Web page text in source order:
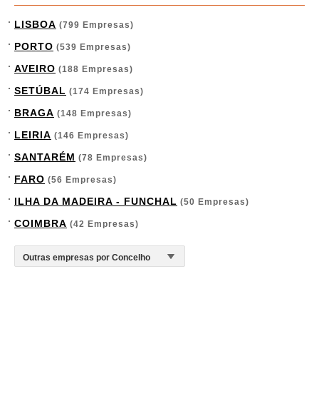
LISBOA (799 Empresas)
PORTO (539 Empresas)
AVEIRO (188 Empresas)
SETÚBAL (174 Empresas)
BRAGA (148 Empresas)
LEIRIA (146 Empresas)
SANTARÉM (78 Empresas)
FARO (56 Empresas)
ILHA DA MADEIRA - FUNCHAL (50 Empresas)
COIMBRA (42 Empresas)